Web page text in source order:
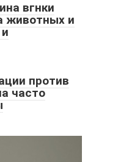
вгнки
животных и
против
часто